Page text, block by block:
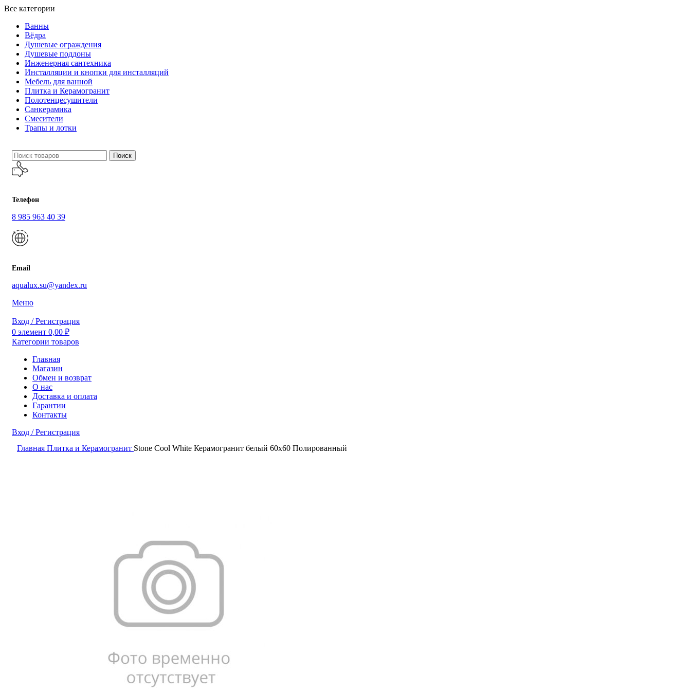
Все категории
Ванны
Вёдра
Душевые ограждения
Душевые поддоны
Инженерная сантехника
Инсталляции и кнопки для инсталляций
Мебель для ванной
Плитка и Керамогранит
Полотенцесушители
Санкерамика
Смесители
Трапы и лотки
Поиск
Телефон
8 985 963 40 39
Email
aqualux.su@yandex.ru
Меню
Вход / Регистрация
0 элемент 0,00 ₽
Категории товаров
Главная
Магазин
Обмен и возврат
О нас
Доставка и оплата
Гарантии
Контакты
Вход / Регистрация
Поиск
Главная Плитка и Керамогранит Stone Cool White Керамогранит белый 60х60 Полированный